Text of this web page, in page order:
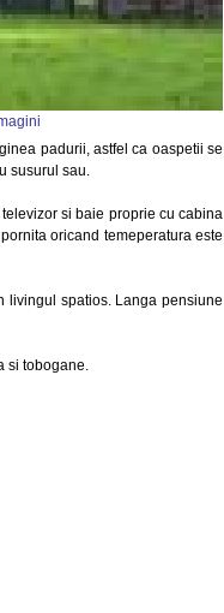
padurii, astfel ca oaspetii se
susurul sau.
si baie proprie cu cabina
oricand temeperatura este
livingul spatios. Langa pensiune
si tobogane.